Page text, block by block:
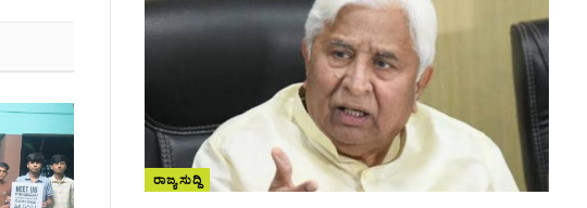
ರಾಜ್ಯ ಸುದ್ದಿ